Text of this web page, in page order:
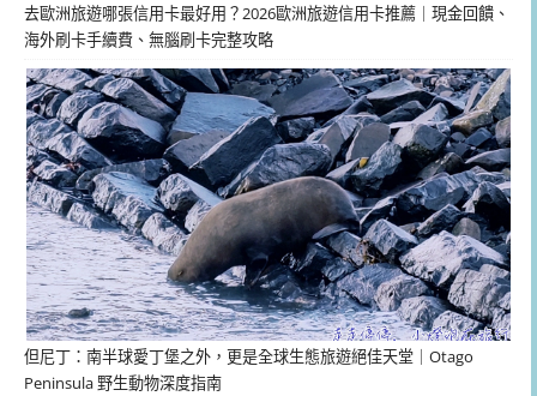
去歐洲旅遊哪張信用卡最好用？2026歐洲旅遊信用卡推薦｜現金回饋、
海外刷卡手續費、無腦刷卡完整攻略
但尼丁：南半球愛丁堡之外，更是全球生態旅遊絕佳天堂｜Otago
Peninsula 野生動物深度指南